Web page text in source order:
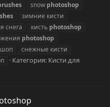
snow photoshop
зимние кисти
снега кисть photoshop
photoshop
снежные кисти
Категория: Кисти для